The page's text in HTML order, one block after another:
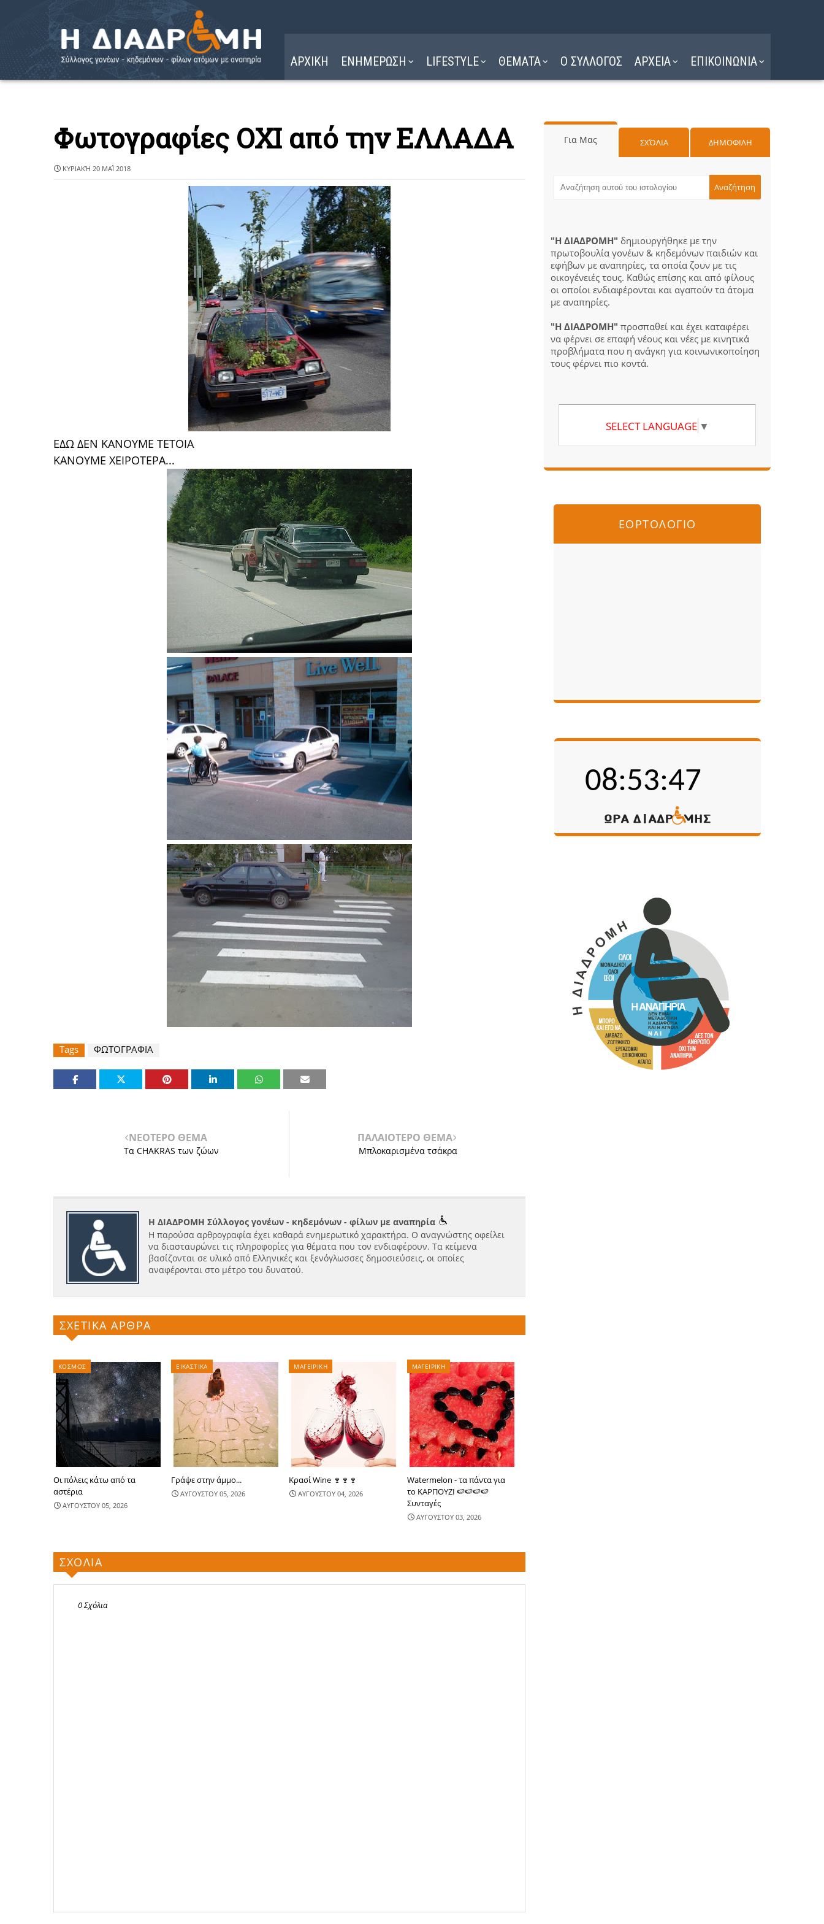
ΑΡΧΙΚΗ ΕΝΗΜΕΡΩΣΗ LIFESTYLE ΘΕΜΑΤΑ Ο ΣΥΛΛΟΓΟΣ ΑΡΧΕΙΑ ΕΠΙΚΟΙΝΩΝΙΑ
Φωτογραφίες ΟΧΙ από την ΕΛΛΑΔΑ
ΚΥΡΙΑΚΉ 20 ΜΑΪ́ 2018
ΕΔΩ ΔΕΝ ΚΑΝΟΥΜΕ ΤΕΤΟΙΑ
ΚΑΝΟΥΜΕ ΧΕΙΡΟΤΕΡΑ...
Tags ΦΩΤΟΓΡΑΦΙΑ
ΝΕΟΤΕΡΟ ΘΕΜΑ
Τα CHAKRAS των ζώων
ΠΑΛΑΙΟΤΕΡΟ ΘΕΜΑ
Μπλοκαρισμένα τσάκρα
Η ΔΙΑΔΡΟΜΗ Σύλλογος γονέων - κηδεμόνων - φίλων με αναπηρία
Η παρούσα αρθρογραφία έχει καθαρά ενημερωτικό χαρακτήρα. Ο αναγνώστης οφείλει
να διασταυρώνει τις πληροφορίες για θέματα που τον ενδιαφέρουν. Τα κείμενα
βασίζονται σε υλικό από Ελληνικές και ξενόγλωσσες δημοσιεύσεις, οι οποίες
αναφέρονται στο μέτρο του δυνατού.
ΣΧΕΤΙΚΑ ΑΡΘΡΑ
ΚΟΣΜΟΣ
Οι πόλεις κάτω από τα
αστέρια
ΑΥΓΟΥΣΤΟΥ 05, 2026
ΕΙΚΑΣΤΙΚΑ
Γράψε στην άμμο...
ΑΥΓΟΥΣΤΟΥ 05, 2026
ΜΑΓΕΙΡΙΚΗ
Κρασί Wine 🍷🍷🍷
ΑΥΓΟΥΣΤΟΥ 04, 2026
ΜΑΓΕΙΡΙΚΗ
Watermelon - τα πάντα για
το ΚΑΡΠΟΥΖΙ 🍉🍉🍉🍉
Συνταγές
ΑΥΓΟΥΣΤΟΥ 03, 2026
ΣΧΟΛΙΑ
0 Σχόλια
Για Μας ΣΧΌΛΙΑ ΔΗΜΟΦΙΛΗ
"Η ΔΙΑΔΡΟΜΗ" δημιουργήθηκε με την
πρωτοβουλία γονέων & κηδεμόνων παιδιών και
εφήβων με αναπηρίες, τα οποία ζουν με τις
οικογένειές τους. Καθώς επίσης και από φίλους
οι οποίοι ενδιαφέρονται και αγαπούν τα άτομα
με αναπηρίες.
"Η ΔΙΑΔΡΟΜΗ" προσπαθεί και έχει καταφέρει
να φέρνει σε επαφή νέους και νέες με κινητικά
προβλήματα που η ανάγκη για κοινωνικοποίηση
τους φέρνει πιο κοντά.
SELECT LANGUAGE ▼
ΕΟΡΤΟΛΟΓΙΟ